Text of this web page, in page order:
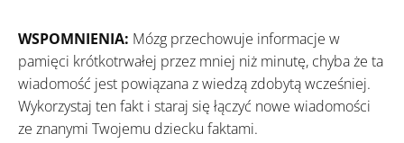
WSPOMNIENIA: Mózg przechowuje informacje w
pamięci krótkotrwałej przez mniej niż minutę, chyba że ta
wiadomość jest powiązana z wiedzą zdobytą wcześniej.
Wykorzystaj ten fakt i staraj się łączyć nowe wiadomości
ze znanymi Twojemu dziecku faktami.